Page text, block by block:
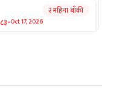
-Oct 17, 2026
२ महिना बाँकी